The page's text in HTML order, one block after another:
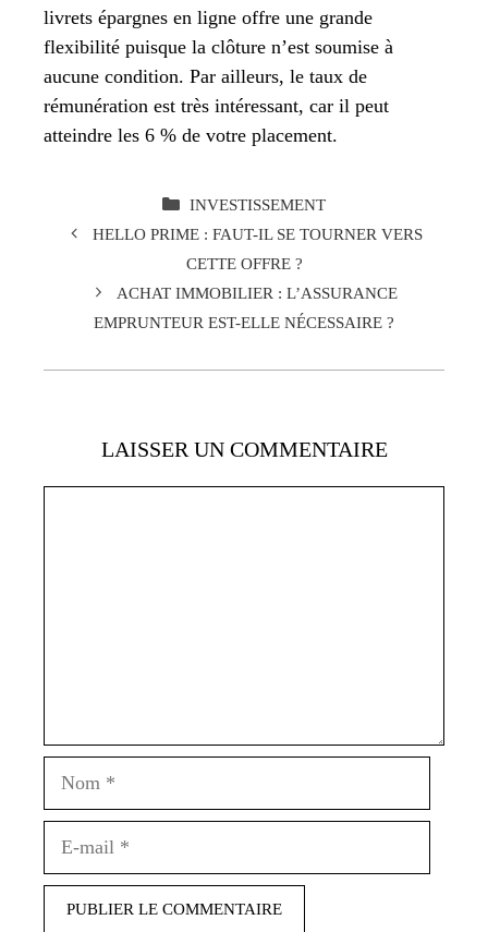
livrets épargnes en ligne offre une grande
flexibilité puisque la clôture n’est soumise à
aucune condition. Par ailleurs, le taux de
rémunération est très intéressant, car il peut
atteindre les 6 % de votre placement.
CATÉGORIES
INVESTISSEMENT
HELLO PRIME : FAUT-IL SE TOURNER VERS
CETTE OFFRE ?
ACHAT IMMOBILIER : L’ASSURANCE
EMPRUNTEUR EST-ELLE NÉCESSAIRE ?
LAISSER UN COMMENTAIRE